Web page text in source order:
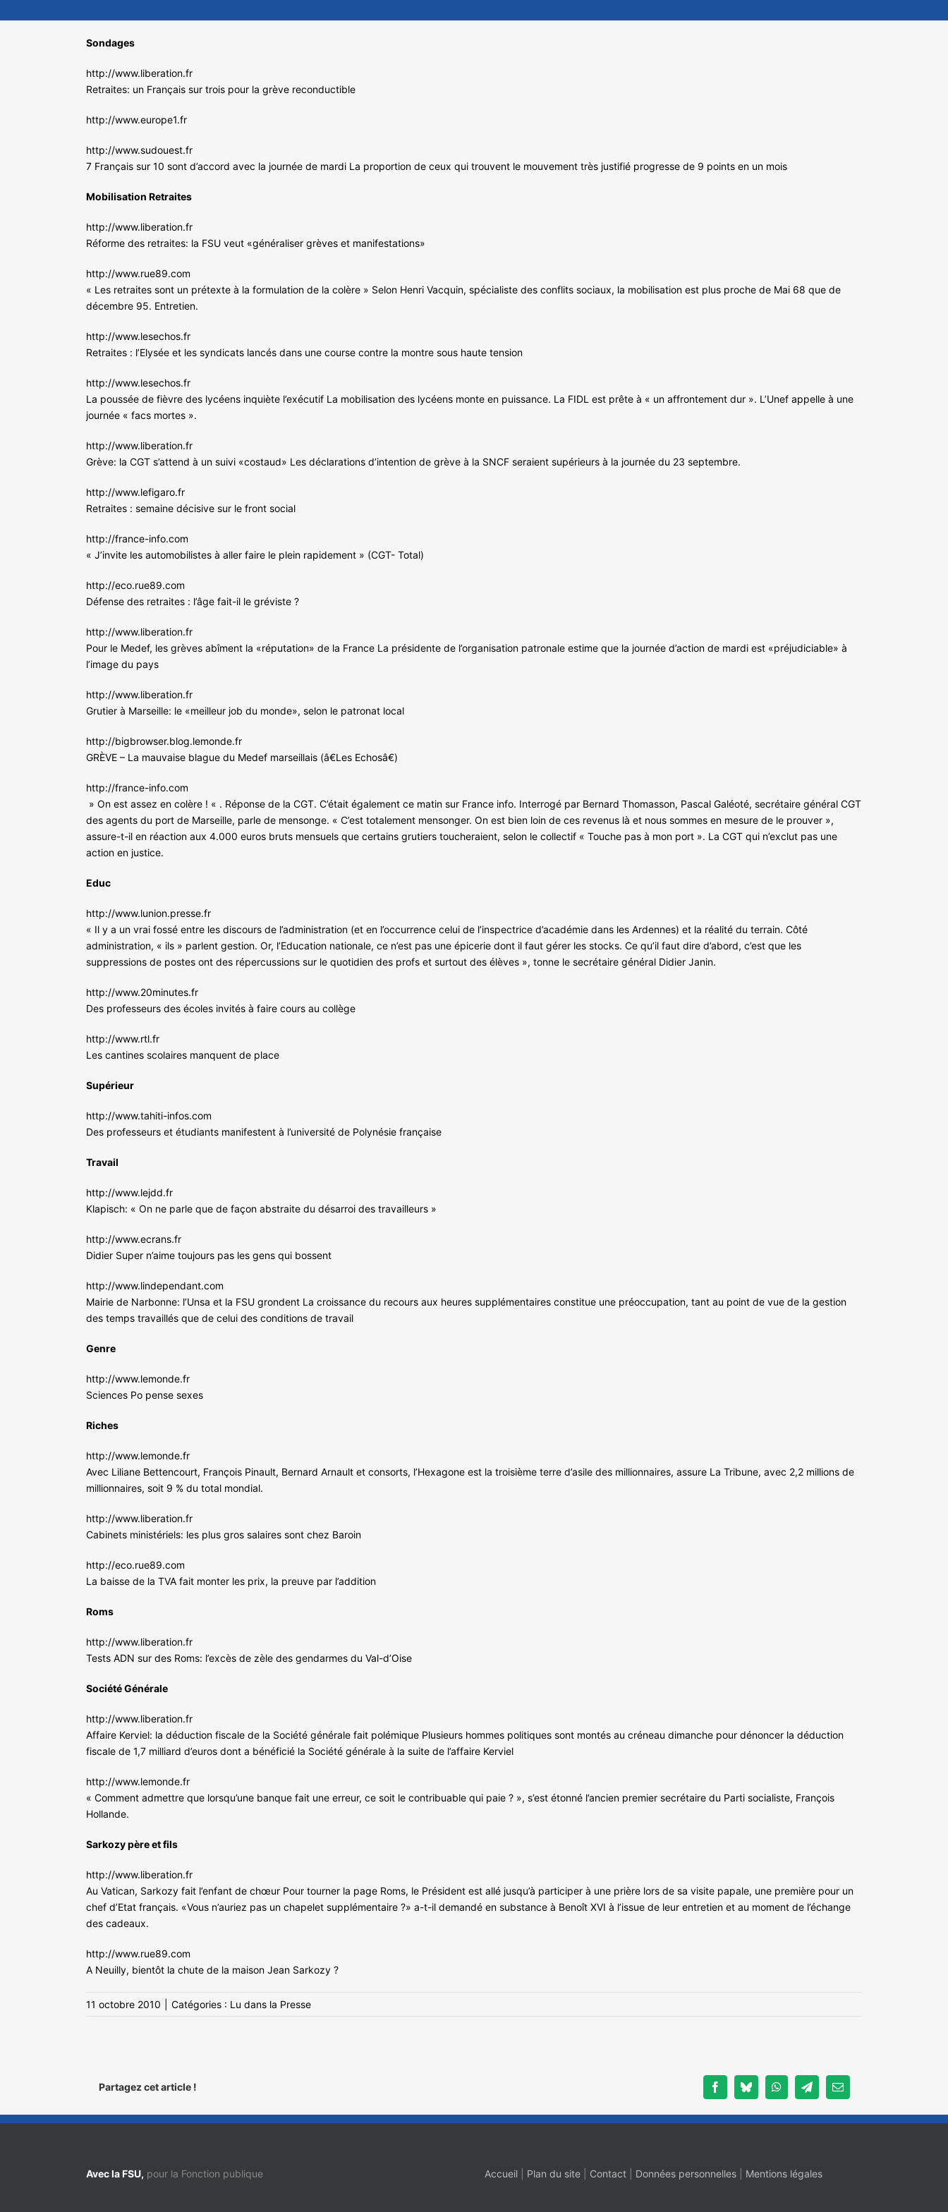
Sondages
http://www.liberation.fr
Retraites: un Français sur trois pour la grève reconductible
http://www.europe1.fr
http://www.sudouest.fr
7 Français sur 10 sont d’accord avec la journée de mardi La proportion de ceux qui trouvent le mouvement très justifié progresse de 9 points en un mois
Mobilisation Retraites
http://www.liberation.fr
Réforme des retraites: la FSU veut «généraliser grèves et manifestations»
http://www.rue89.com
« Les retraites sont un prétexte à la formulation de la colère » Selon Henri Vacquin, spécialiste des conflits sociaux, la mobilisation est plus proche de Mai 68 que de
décembre 95. Entretien.
http://www.lesechos.fr
Retraites : l’Elysée et les syndicats lancés dans une course contre la montre sous haute tension
http://www.lesechos.fr
La poussée de fièvre des lycéens inquiète l’exécutif La mobilisation des lycéens monte en puissance. La FIDL est prête à « un affrontement dur ». L’Unef appelle à une
journée « facs mortes ».
http://www.liberation.fr
Grève: la CGT s’attend à un suivi «costaud» Les déclarations d’intention de grève à la SNCF seraient supérieurs à la journée du 23 septembre.
http://www.lefigaro.fr
Retraites : semaine décisive sur le front social
http://france-info.com
« J’invite les automobilistes à aller faire le plein rapidement » (CGT- Total)
http://eco.rue89.com
Défense des retraites : l’âge fait-il le gréviste ?
http://www.liberation.fr
Pour le Medef, les grèves abîment la «réputation» de la France La présidente de l’organisation patronale estime que la journée d’action de mardi est «préjudiciable» à
l’image du pays
http://www.liberation.fr
Grutier à Marseille: le «meilleur job du monde», selon le patronat local
http://bigbrowser.blog.lemonde.fr
GRÈVE – La mauvaise blague du Medef marseillais (â€Les Echosâ€)
http://france-info.com
» On est assez en colère ! « . Réponse de la CGT. C’était également ce matin sur France info. Interrogé par Bernard Thomasson, Pascal Galéoté, secrétaire général CGT
des agents du port de Marseille, parle de mensonge. « C’est totalement mensonger. On est bien loin de ces revenus là et nous sommes en mesure de le prouver »,
assure-t-il en réaction aux 4.000 euros bruts mensuels que certains grutiers toucheraient, selon le collectif « Touche pas à mon port ». La CGT qui n’exclut pas une
action en justice.
Educ
http://www.lunion.presse.fr
« Il y a un vrai fossé entre les discours de l’administration (et en l’occurrence celui de l’inspectrice d’académie dans les Ardennes) et la réalité du terrain. Côté
administration, « ils » parlent gestion. Or, l’Education nationale, ce n’est pas une épicerie dont il faut gérer les stocks. Ce qu’il faut dire d’abord, c’est que les
suppressions de postes ont des répercussions sur le quotidien des profs et surtout des élèves », tonne le secrétaire général Didier Janin.
http://www.20minutes.fr
Des professeurs des écoles invités à faire cours au collège
http://www.rtl.fr
Les cantines scolaires manquent de place
Supérieur
http://www.tahiti-infos.com
Des professeurs et étudiants manifestent à l’université de Polynésie française
Travail
http://www.lejdd.fr
Klapisch: « On ne parle que de façon abstraite du désarroi des travailleurs »
http://www.ecrans.fr
Didier Super n’aime toujours pas les gens qui bossent
http://www.lindependant.com
Mairie de Narbonne: l’Unsa et la FSU grondent La croissance du recours aux heures supplémentaires constitue une préoccupation, tant au point de vue de la gestion
des temps travaillés que de celui des conditions de travail
Genre
http://www.lemonde.fr
Sciences Po pense sexes
Riches
http://www.lemonde.fr
Avec Liliane Bettencourt, François Pinault, Bernard Arnault et consorts, l’Hexagone est la troisième terre d’asile des millionnaires, assure La Tribune, avec 2,2 millions de
millionnaires, soit 9 % du total mondial.
http://www.liberation.fr
Cabinets ministériels: les plus gros salaires sont chez Baroin
http://eco.rue89.com
La baisse de la TVA fait monter les prix, la preuve par l’addition
Roms
http://www.liberation.fr
Tests ADN sur des Roms: l’excès de zèle des gendarmes du Val-d’Oise
Société Générale
http://www.liberation.fr
Affaire Kerviel: la déduction fiscale de la Société générale fait polémique Plusieurs hommes politiques sont montés au créneau dimanche pour dénoncer la déduction
fiscale de 1,7 milliard d’euros dont a bénéficié la Société générale à la suite de l’affaire Kerviel
http://www.lemonde.fr
« Comment admettre que lorsqu’une banque fait une erreur, ce soit le contribuable qui paie ? », s’est étonné l’ancien premier secrétaire du Parti socialiste, François
Hollande.
Sarkozy père et fils
http://www.liberation.fr
Au Vatican, Sarkozy fait l’enfant de chœur Pour tourner la page Roms, le Président est allé jusqu’à participer à une prière lors de sa visite papale, une première pour un
chef d’Etat français. «Vous n’auriez pas un chapelet supplémentaire ?» a-t-il demandé en substance à Benoît XVI à l’issue de leur entretien et au moment de l’échange
des cadeaux.
http://www.rue89.com
A Neuilly, bientôt la chute de la maison Jean Sarkozy ?
11 octobre 2010 Catégories : Lu dans la Presse
Partagez cet article ! FacebookBlueskyWhatsAppTelegramEmail
Avec la FSU, pour la Fonction publique Accueil Plan du site Contact Données personnelles Mentions légales